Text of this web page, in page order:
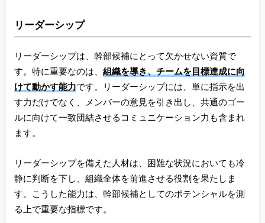
リーダーシップ
リーダーシップは、幹部候補にとって欠かせない資質で
す。特に重要なのは、 組織を導き、チームを目標達成に向
けて動かす能力です。リーダーシップには、単に指示を出
す力だけでなく、メンバーの意見を引き出し、共通のゴー
ルに向けて一致団結させるコミュニケーション力も含まれ
ます。
リーダーシップを備えた人材は、困難な状況においても冷
静に判断を下し、組織全体を前進させる役割を果たしま
す。こうした能力は、幹部候補としてのポテンシャルを測
る上で重要な指標です。